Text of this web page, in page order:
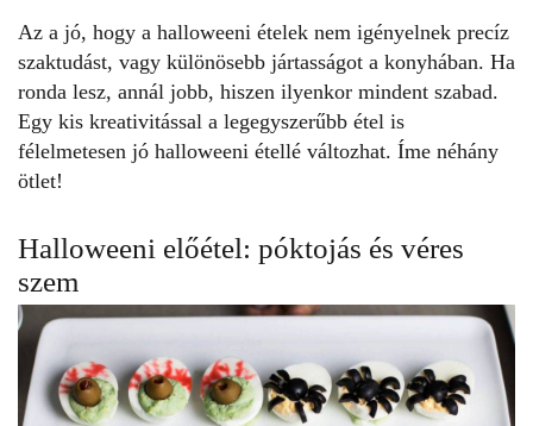
Az a jó, hogy a halloweeni ételek nem igényelnek precíz
szaktudást, vagy különösebb jártasságot a konyhában. Ha
ronda lesz, annál jobb, hiszen ilyenkor mindent szabad.
Egy kis kreativitással a legegyszerűbb étel is
félelmetesen jó halloweeni étellé változhat. Íme néhány
ötlet!
Halloweeni előétel: póktojás és véres
szem